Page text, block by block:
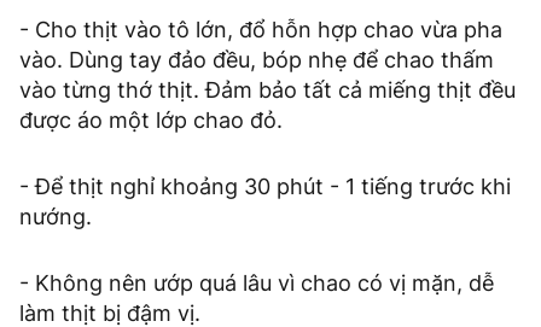
- Cho thịt vào tô lớn, đổ hỗn hợp chao vừa pha
vào. Dùng tay đảo đều, bóp nhẹ để chao thấm
vào từng thớ thịt. Đảm bảo tất cả miếng thịt đều
được áo một lớp chao đỏ.
- Để thịt nghỉ khoảng 30 phút - 1 tiếng trước khi
nướng.
- Không nên ướp quá lâu vì chao có vị mặn, dễ
làm thịt bị đậm vị.